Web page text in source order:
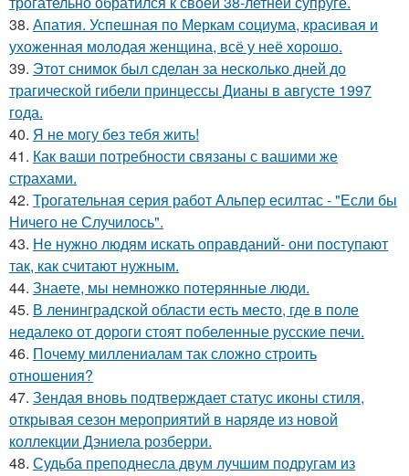
38. Апатия. Успешная по Меркам социума, красивая и
ухоженная молодая женщина, всё у неё хорошо.
39. Этот снимок был сделан за несколько дней до
трагической гибели принцессы Дианы в августе 1997
года.
40. Я не могу без тебя жить!
41. Как ваши потребности связаны с вашими же
страхами.
42. Трогательная серия работ Альпер есилтас - "Если бы
Ничего не Случилось".
43. Не нужно людям искать оправданий- они поступают
так, как считают нужным.
44. Знаете, мы немножко потерянные люди.
45. В ленинградской области есть место, где в поле
недалеко от дороги стоят побеленные русские печи.
46. Почему миллениалам так сложно строить
отношения?
47. Зендая вновь подтверждает статус иконы стиля,
открывая сезон мероприятий в наряде из новой
коллекции Дэниела розберри.
48. Судьба преподнесла двум лучшим подругам из